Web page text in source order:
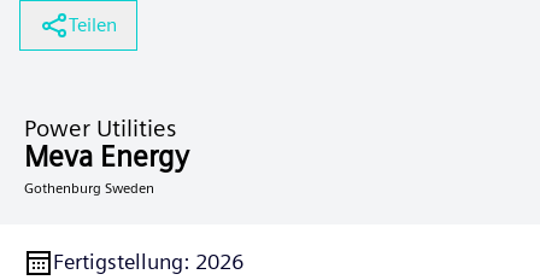
Teilen
Power Utilities
Meva Energy
Gothenburg Sweden
Fertigstellung: 2026